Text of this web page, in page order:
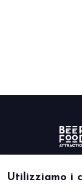
Utilizziamo i